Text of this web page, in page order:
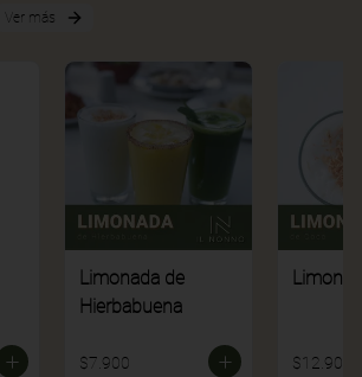
Ver más
Limonada de
Hierbabuena
$7.900 $12.900